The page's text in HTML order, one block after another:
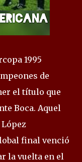
1995
de
el título que
Boca. Aquel
final venció
la vuelta en el